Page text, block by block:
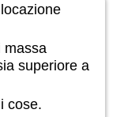
massa
superiore a
cose.